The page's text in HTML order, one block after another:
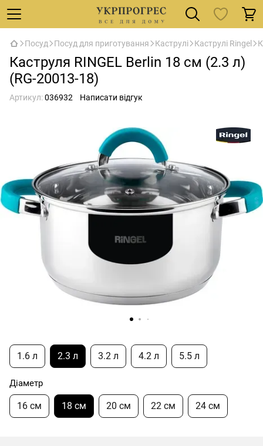
Посуд Посуд для приготування Каструлі Каструлі Ringel
Каструля RINGEL Berlin 18 см (2.3 л)
(RG-20013-18)
Артикул:036932 Написати відгук
1.6 л 2.3 л 3.2 л 4.2 л 5.5 л
Діаметр
16 см 18 см 20 см 22 см 24 см